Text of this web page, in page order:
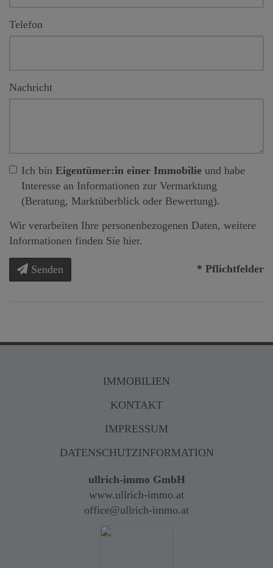
Telefon
Nachricht
Ich bin Eigentümer:in einer Immobilie und habe
Interesse an Informationen zur Vermarktung
(Beratung, Marktüberblick oder Bewertung).
Wir verarbeiten Ihre personenbezogenen Daten, weitere
Informationen finden Sie hier.
Senden * Pflichtfelder
IMMOBILIEN
KONTAKT
IMPRESSUM
DATENSCHUTZINFORMATION
ullrich-immo GmbH
www.ullrich-immo.at
office@ullrich-immo.at